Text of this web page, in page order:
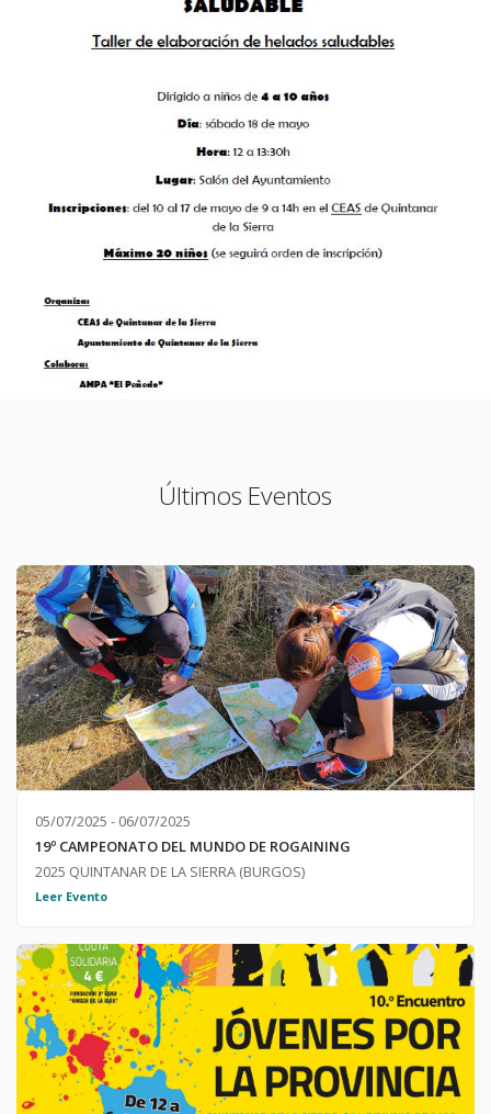
Últimos Eventos
05/07/2025 - 06/07/2025
19º CAMPEONATO DEL MUNDO DE ROGAINING
2025 QUINTANAR DE LA SIERRA (BURGOS)
https://wrc2025.org/es/inicio/
Leer Evento